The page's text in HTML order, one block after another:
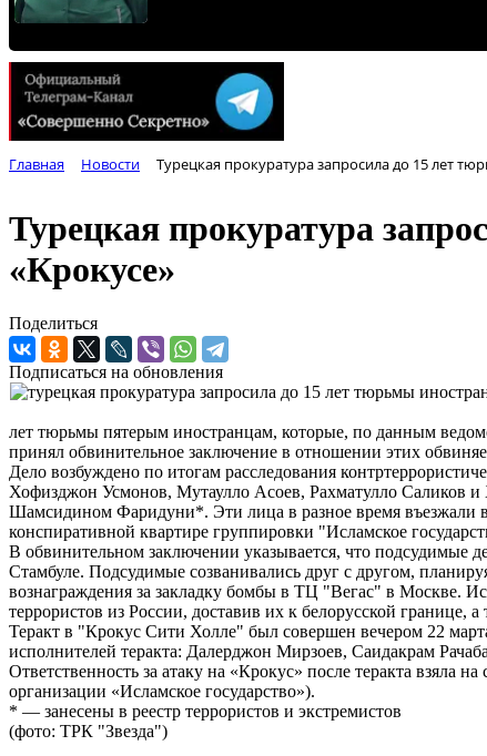
Главная Новости Турецкая прокуратура запросила до 15 лет
Турецкая прокуратура
«Крокусе»
Поделиться
Подписаться на обновления
лет тюрьмы пятерым иностранцам, которые, по данным
принял обвинительное заключение в отношении этих
Дело возбуждено по итогам расследования
Хофизджон Усмонов, Мутаулло Асоев, Рахматулло Саликов
Шамсидином Фаридуни*. Эти лица в разное время въезжали
конспиративной квартире группировки "Исламское
В обвинительном заключении указывается, что
Стамбуле. Подсудимые созванивались друг с другом,
вознаграждения за закладку бомбы в ТЦ "Вегас" в Москве.
террористов из России, доставив их к белорусской
Теракт в "Крокус Сити Холле" был совершен вечером 22
исполнителей теракта: Далерджон Мирзоев, Саидакрам
Ответственность за атаку на «Крокус» после теракта взяла
организации «Исламское государство»).
* — занесены в реестр террористов и экстремистов
(фото: ТРК "Звезда")